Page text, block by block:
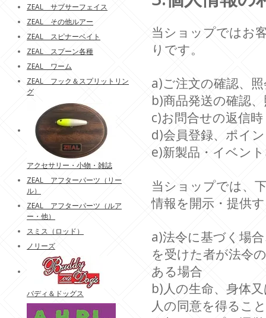
当ショップではお
りです。
a)ご注文の確認、
b)商品発送の確認
c)お問合せの返信時
d)会員登録、ポイ
e)新製品・イベン
当ショップでは、
情報を開示・提供
a)法令に基づく場
を受けた者が法令
ある場合
b)人の生命、身体
人の同意を得るこ
ZEAL サブサーフェイス
ZEAL その他ルアー
ZEAL スピナーベイト
ZEAL スプーン各種
ZEAL ワーム
ZEAL フック＆スプリットリン
グ
アクセサリー・小物・雑誌
ZEAL アフターパーツ（リー
ル）
ZEAL アフターパーツ（ルア
ー・他）
スミス（ロッド）
ノリーズ
バディ＆ドッグス